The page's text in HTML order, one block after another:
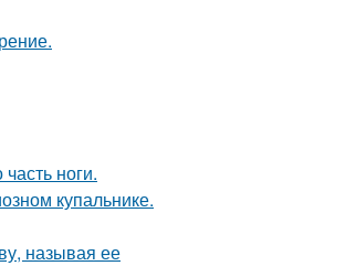
ноги.
купальнике.
называя ее